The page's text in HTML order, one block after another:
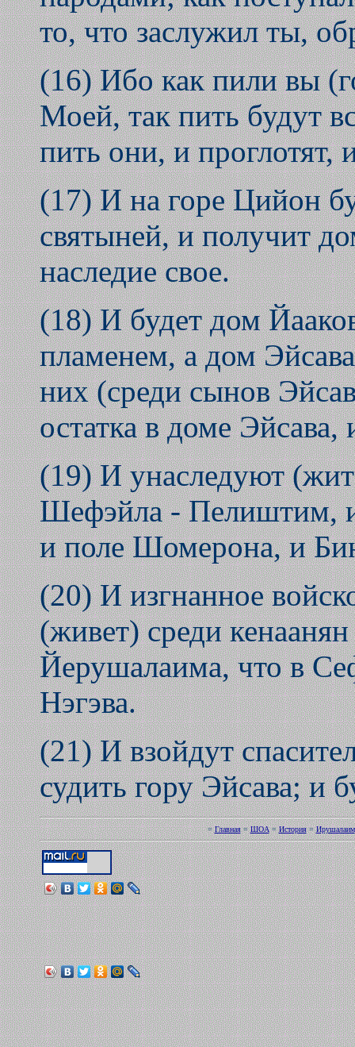
то, что заслужил ты,
(16) Ибо как пили вы
Моей, так пить будут
пить они, и проглотят,
(17) И на горе Цийон
святыней, и получит
наследие свое.
(18) И будет дом
пламенем, а дом
них (среди сынов
остатка в доме Эйсава,
(19) И унаследуют
Шефэйла - Пелиштим,
и поле Шомерона, и
(20) И изгнанное
(живет) среди
Йерушалаима, что в
Нэгэва.
(21) И взойдут
судить гору Эйсава; и
=Главная=ШОА=История=Ирушалаим